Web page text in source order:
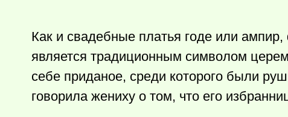
Как и свадебные платья годе или
является традиционным символом
себе приданое, среди которого были
говорила жениху о том, что его